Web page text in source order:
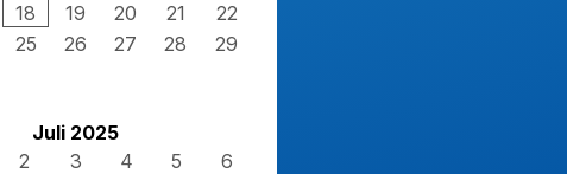
18 19 20 21
22
25 26 27 28
29
Juli 2025
2 3 4 5
6